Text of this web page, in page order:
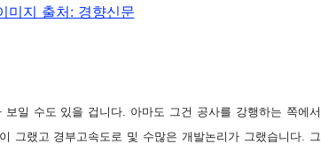
미지 출처: 경향신문
일 수도 있을 겁니다. 아마도 그건 공사를 강행하는 쪽에서
그랬고 경부고속도로 및 수많은 개발논리가 그랬습니다. 그